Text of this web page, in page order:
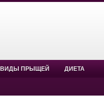
ВИДЫ ПРЫЩЕЙ ДИЕТА